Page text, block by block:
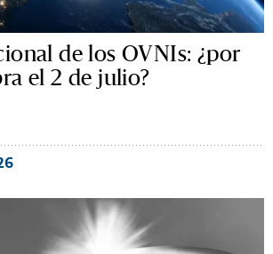
de los OVNIs: ¿por
el 2 de julio?